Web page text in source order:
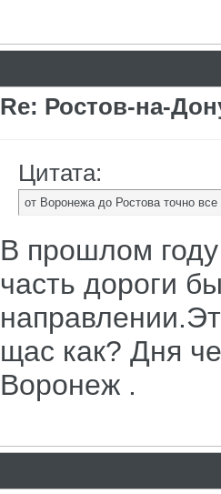
Re: Ростов-на-
Цитата:
от Воронежа до Ростова точно
В прошлом
часть дороги
щас как? Дня
Воронеж .